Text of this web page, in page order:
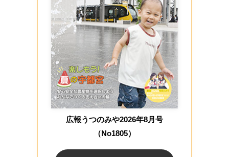
広報うつのみや2026年8月号
（No1805）